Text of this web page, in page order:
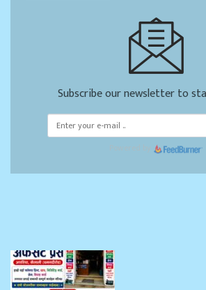
Subscribe our newsletter to